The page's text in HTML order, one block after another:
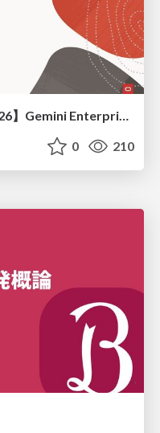
【Google Cloud Next Tokyo'26】Gemini Enterprise と Oracle AI Database で実現する、 業務データ活用を実現する AI エージェント実装
0 210